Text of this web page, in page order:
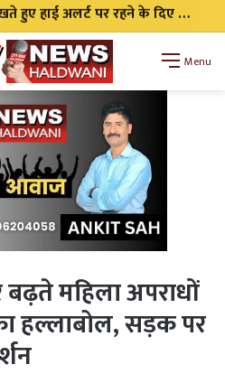
सीएम धामी ने भारी वर्षा को देखते हुए हाई अलर्ट पर रहने के दिए निर्देश सभी एजेंसी को किया अलर्ट
Menu
महिला अपराधों
हल्लाबोल, सड़क पर